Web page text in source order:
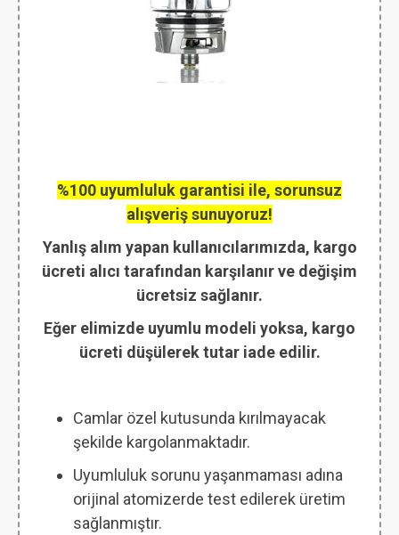
%100 uyumluluk garantisi ile, sorunsuz
alışveriş sunuyoruz!
Yanlış alım yapan kullanıcılarımızda, kargo
ücreti alıcı tarafından karşılanır ve değişim
ücretsiz sağlanır.
Eğer elimizde uyumlu modeli yoksa, kargo
ücreti düşülerek tutar iade edilir.
Camlar özel kutusunda kırılmayacak
şekilde kargolanmaktadır.
Uyumluluk sorunu yaşanmaması adına
orijinal atomizerde test edilerek üretim
sağlanmıştır.